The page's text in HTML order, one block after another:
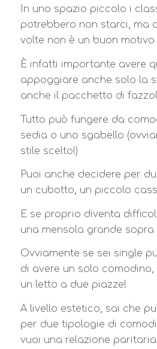
In uno spazio piccolo i
potrebbero non starci, ma
volte non è un buon
È infatti importante avere
appoggiare anche solo la
anche il pacchetto di
Tutto può fungere da
sedia o uno sgabello
stile scelto!)
Puoi anche decidere per
un cubotto, un piccolo
E se proprio diventa
una mensola grande sopra
Ovviamente se sei single
di avere un solo
un letto a due piazze!
A livello estetico, sai che
per due tipologie di
vuoi una relazione